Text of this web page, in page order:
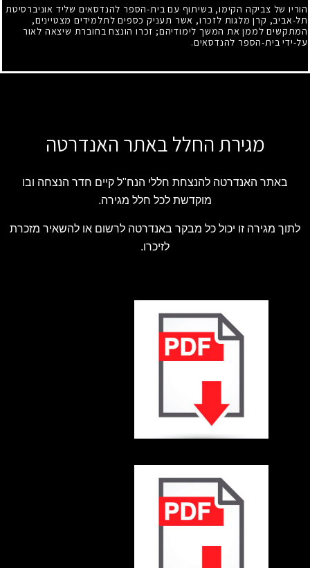
הוריו של צביקה הקימו, בשיתוף עם בית-הספר להנדסאים שליד אוניברסיטת
תל-אביב, קרן מלגות לזכרו, אשר תעניק כספים לתלמידים מצטיינים,
המתקשים לממן את המשך לימודיהם; זכרו הונצח בחוברת שיצאה לאור
על-ידי בית-הספר להנדסאים.
מגירת החלל באתר האנדרטה
באתר האנדרטה להנצחת חללי הנח"ל קיים חדר הנצחה ובו
מוקדשת לכל חלל מגירה.
לתוך מגירה זו יכול כל מבקר באנדרטה לרשום או להשאיר מזכרת
לזיכרו.